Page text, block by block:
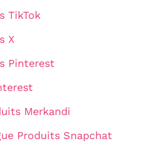
TikTok
X
Pinterest
Merkandi
Produits Snapchat